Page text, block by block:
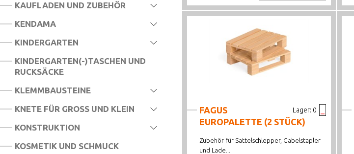
KAUFLADEN UND ZUBEHÖR
KENDAMA
KINDERGARTEN
KINDERGARTEN(-)TASCHEN UND
RUCKSÄCKE
KLEMMBAUSTEINE
KNETE FÜR GROSS UND KLEIN
KONSTRUKTION
KOSMETIK UND SCHMUCK
Lager: 0
FAGUS
EUROPALETTE (2 STÜCK)
Zubehör für Sattelschlepper, Gabelstapler
und Lade...